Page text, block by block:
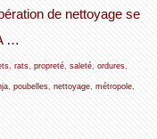
de nettoyage se
…
, rats, propreté, saleté, ordures,
, poubelles, nettoyage, métropole,